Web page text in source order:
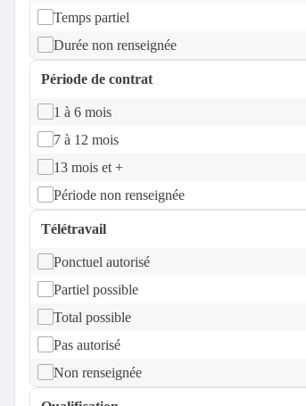
Temps partiel
Durée non renseignée
Période de contrat
1 à 6 mois
7 à 12 mois
13 mois et +
Période non renseignée
Télétravail
Ponctuel autorisé
Partiel possible
Total possible
Pas autorisé
Non renseignée